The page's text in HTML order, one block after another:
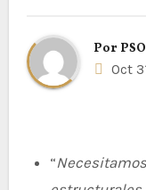
Por
Oct
“